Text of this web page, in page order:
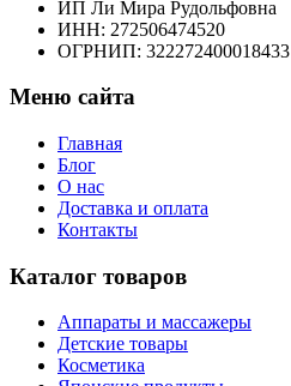
ИП Ли Мира Рудольфовна
ИНН: 272506474520
ОГРНИП: 322272400018433
Меню сайта
Главная
Блог
О нас
Доставка и оплата
Контакты
Каталог товаров
Аппараты и массажеры
Детские товары
Косметика